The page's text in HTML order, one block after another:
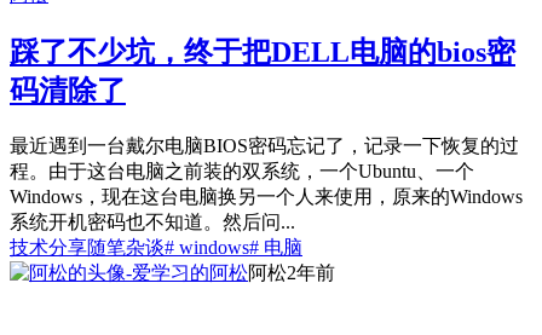
踩了不少坑，终于把DELL电脑的bios密
码清除了
最近遇到一台戴尔电脑BIOS密码忘记了，记录一下恢复的过
程。由于这台电脑之前装的双系统，一个Ubuntu、一个
Windows，现在这台电脑换另一个人来使用，原来的Windows
系统开机密码也不知道。然后问...
技术分享随笔杂谈# windows# 电脑
阿松2年前